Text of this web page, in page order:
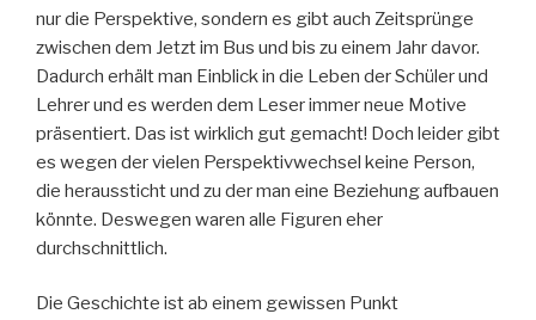
nur die Perspektive, sondern es gibt auch Zeitsprünge
zwischen dem Jetzt im Bus und bis zu einem Jahr davor.
Dadurch erhält man Einblick in die Leben der Schüler und
Lehrer und es werden dem Leser immer neue Motive
präsentiert. Das ist wirklich gut gemacht! Doch leider gibt
es wegen der vielen Perspektivwechsel keine Person,
die heraussticht und zu der man eine Beziehung aufbauen
könnte. Deswegen waren alle Figuren eher
durchschnittlich.
Die Geschichte ist ab einem gewissen Punkt